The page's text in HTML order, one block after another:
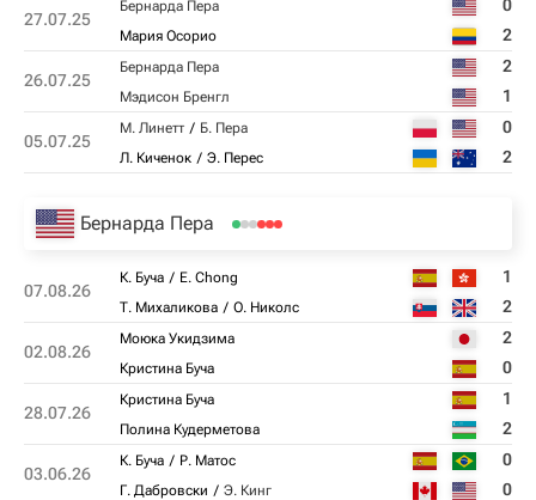
27.07.25
Бернарда Пера 0
Мария Осорио 2
26.07.25
Бернарда Пера 2
Мэдисон Бренгл 1
05.07.25
М. Линетт Б. Пера 0
Л. Киченок Э. Перес 2
Бернарда Пера
07.08.26
К. Буча E. Chong 1
Т. Михаликова О. Николс 2
02.08.26
Моюка Укидзима 2
Кристина Буча 0
28.07.26
Кристина Буча 1
Полина Кудерметова 2
03.06.26
К. Буча Р. Матос 0
Г. Дабровски Э. Кинг 0